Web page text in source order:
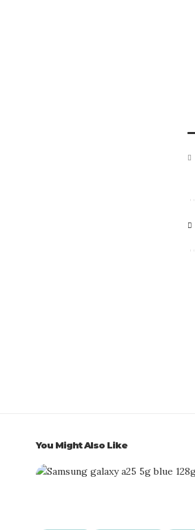
You Might Also Like